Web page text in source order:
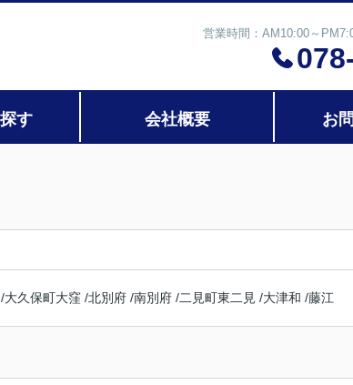
営業時間：AM10:00～
す 会社概要 お
/大久保町大窪 /北別府 /南別府 /二見町東二見 /大津和 /藤江